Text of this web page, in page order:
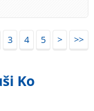
3 4 5 > >>
Ko